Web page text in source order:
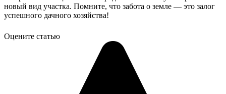
новый вид участка. Помните, что забота о земле — это залог
успешного дачного хозяйства!
Оцените статью